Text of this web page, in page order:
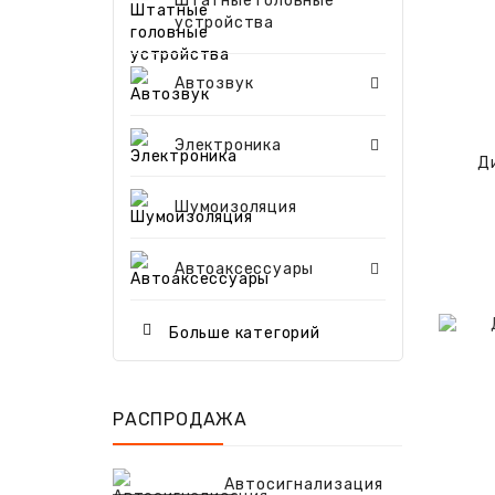
устройства
Автозвук
Электроника
Шумоизоляция
Автоаксессуары
Больше категорий
РАСПРОДАЖА
Автосигнализация